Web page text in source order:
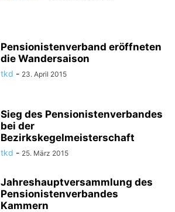
Pensionistenverband eröffneten
die Wandersaison
tkd - 23. April 2015
Sieg des Pensionistenverbandes
bei der
Bezirkskegelmeisterschaft
tkd - 25. März 2015
Jahreshauptversammlung des
Pensionistenverbandes
Kammern